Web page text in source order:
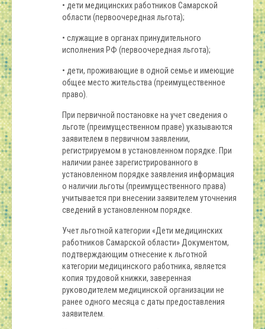
• дети медицинских работников Самарской
области (первоочередная льгота);
• служащие в органах принудительного
исполнения РФ (первоочередная льгота);
• дети, проживающие в одной семье и имеющие
общее место жительства (преимущественное
право).
При первичной постановке на учет сведения о
льготе (преимущественном праве) указываются
заявителем в первичном заявлении,
регистрируемом в установленном порядке. При
наличии ранее зарегистрированного в
установленном порядке заявления информация
о наличии льготы (преимущественного права)
учитывается при внесении заявителем уточнения
сведений в установленном порядке.
Учет льготной категории «Дети медицинских
работников Самарской области» Документом,
подтверждающим отнесение к льготной
категории медицинского работника, является
копия трудовой книжки, заверенная
руководителем медицинской организации не
ранее одного месяца с даты предоставления
заявителем.